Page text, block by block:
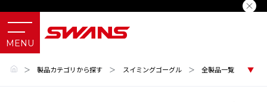
＞ 製品カテゴリから探す ＞ スイミングゴーグル ＞ 全製品一覧